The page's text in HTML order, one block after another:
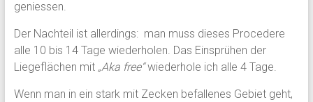
geniessen.
Der Nachteil ist allerdings: man muss dieses Procedere
alle 10 bis 14 Tage wiederholen. Das Einsprühen der
Liegeflächen mit „Aka free“wiederhole ich alle 4 Tage.
Wenn man in ein stark mit Zecken befallenes Gebiet geht,